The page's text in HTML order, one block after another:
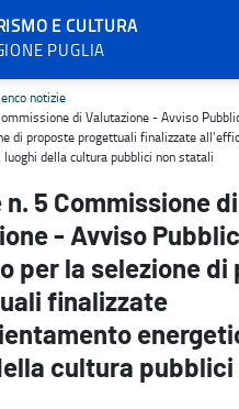
E CULTURA
PUGLIA
di Valutazione -
notizie
di Valutazione - Avviso
di proposte progettuali finalizzate
luoghi della cultura pubblici non statali
n. 5 Commissione di
- Avviso
per la selezione di
finalizzate
cultura